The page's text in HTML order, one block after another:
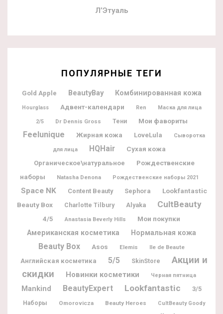
Л’Этуаль
ПОПУЛЯРНЫЕ ТЕГИ
Gold Apple BeautyBay Комбинированная кожа
Hourglass Адвент-календари Ren Маска для лица
2/5 Dr Dennis Gross Тени Мои фавориты
Feelunique Жирная кожа LoveLula Сыворотка
для лица HQHair
Сухая кожа
Органическое\натуральное
Рождественские
наборы
Natasha Denona Рождественские наборы 2021
Space NK Content Beauty Sephora
Lookfantastic
Beauty Box
Charlotte Tilbury Alyaka CultBeauty
4/5 Anastasia Beverly Hills
Мои покупки
Американская косметика
Нормальная кожа
Beauty Box Asos Elemis Ile de Beaute
Английская косметика 5/5 SkinStore
Акции и
скидки
Новинки косметики Черная пятница
Mankind BeautyExpert Lookfantastic 3/5
Наборы Omorovicza Beauty Heroes CultBeauty Goody